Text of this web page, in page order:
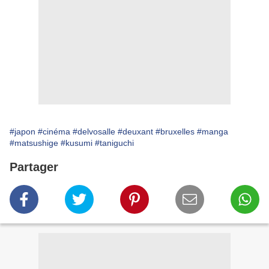
#japon #cinéma #delvosalle #deuxant #bruxelles #manga
#matsushige #kusumi #taniguchi
Partager